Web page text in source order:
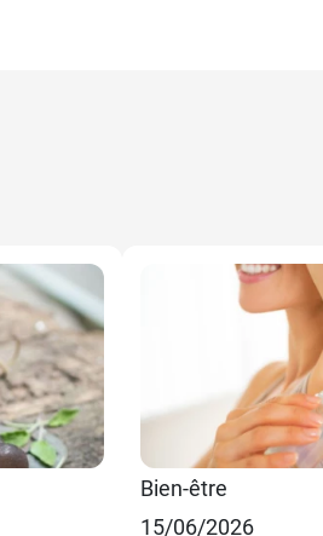
Bien-être
15/06/2026